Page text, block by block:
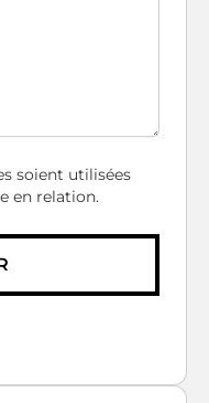
soient utilisées
en relation.